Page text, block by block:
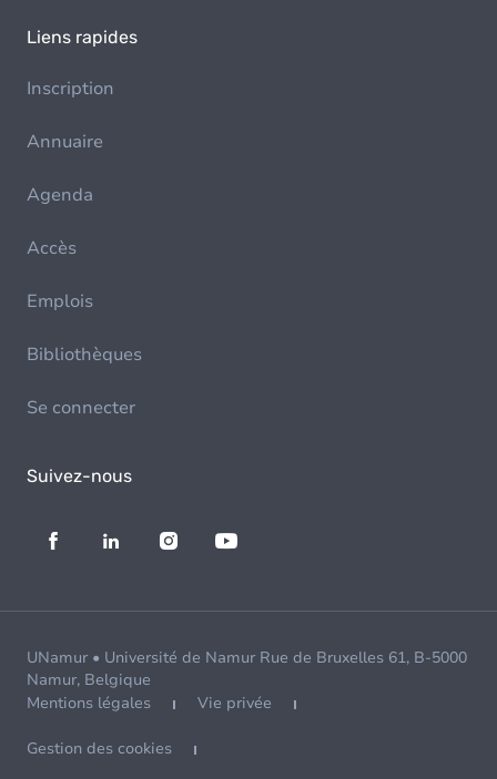
Liens rapides
Inscription
Annuaire
Agenda
Accès
Emplois
Bibliothèques
Se connecter
Suivez-nous
UNamur • Université de Namur Rue de Bruxelles 61, B-5000
Namur, Belgique
Mentions légales
Vie privée
Gestion des cookies